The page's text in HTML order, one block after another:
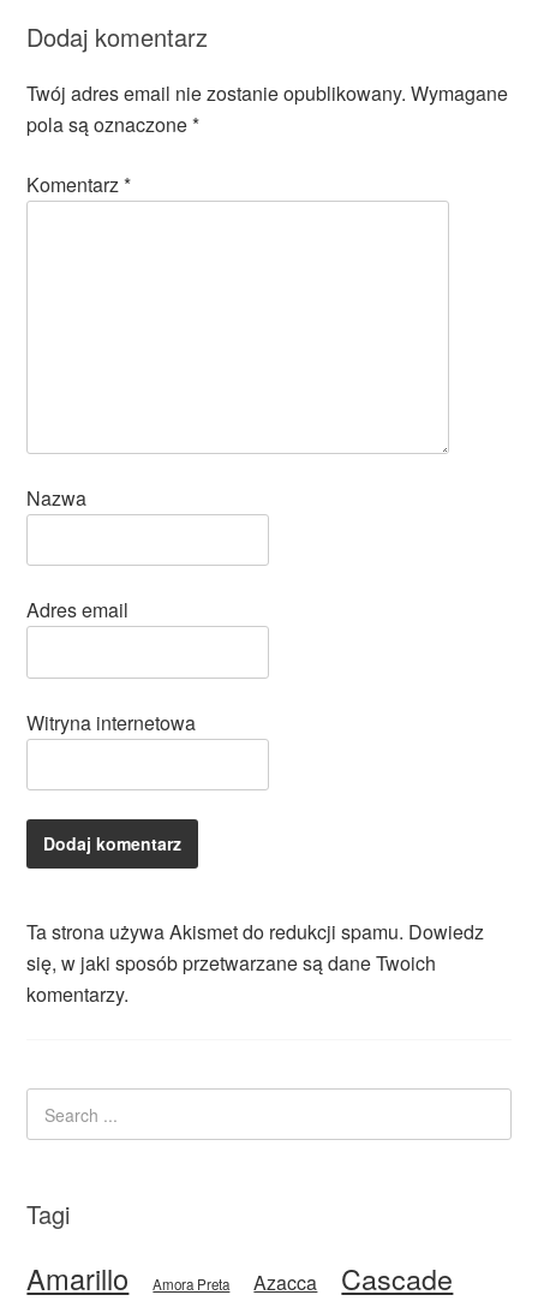
Dodaj komentarz
Twój adres email nie zostanie opublikowany. Wymagane
pola są oznaczone*
Komentarz*
Nazwa
Adres email
Witryna internetowa
Ta strona używa Akismet do redukcji spamu. Dowiedz
się, w jaki sposób przetwarzane są dane Twoich
komentarzy.
Tagi
Amarillo Amora Preta Azacca Cascade